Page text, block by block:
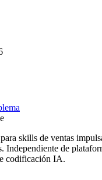
skills de ventas
Independiente de
codificación IA.